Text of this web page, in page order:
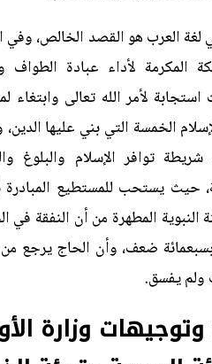
لغة العرب هو القصد الخالص،
المكرمة لأداء عبادة الطواف
استجابة لأمر الله تعالى
الخمسة التي بني عليها
توافر الإسلام والبلوغ
حيث يستحب للمستطيع المبادرة
النبوية المطهرة من أن النفقة في
ضعف، وأن الحاج يرجع من
ولم يفسق.
وتوجيهات وزارة